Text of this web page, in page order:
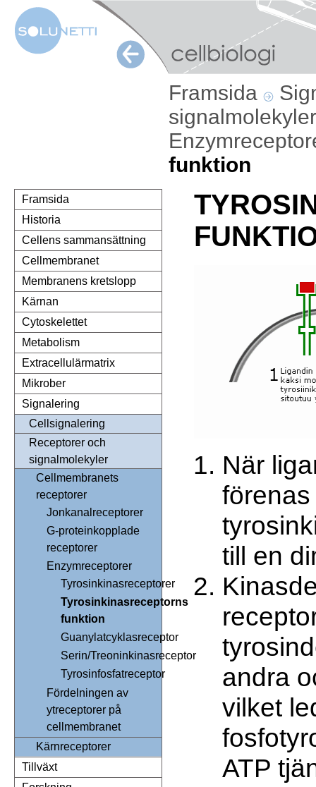
Framsida
funktion
Framsida
Historia
Cellens sammansättning
Cellmembranet
Membranens kretslopp
Kärnan
Cytoskelettet
Metabolism
Extracellulärmatrix
Mikrober
Signalering
Cellsignalering
Receptorer och
signalmolekyler
Cellmembranets
receptorer
Jonkanalreceptorer
G-proteinkopplade
receptorer
Enzymreceptorer
Tyrosinkinasreceptorer
Tyrosinkinasreceptorns
funktion
Guanylatcyklasreceptor
Serin/Treoninkinasreceptor
Tyrosinfosfatreceptor
Fördelningen av
ytreceptorer på
cellmembranet
Kärnreceptorer
Tillväxt
När
till en
andra
vilket
ATP